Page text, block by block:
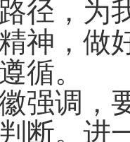
径，为
神，做
循。
调，要
断。进